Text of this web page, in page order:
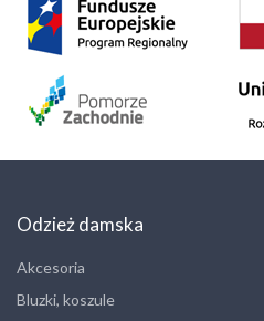
Odzież damska
Akcesoria
Bluzki, koszule